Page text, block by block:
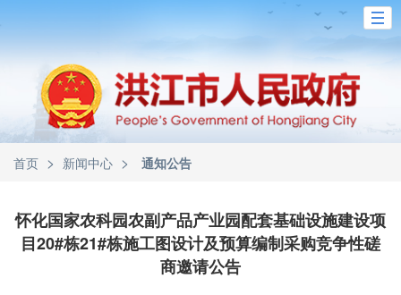
首页 > 新闻中心 > 通知公告
怀化国家农科园农副产品产业园配套基础设施建设项
目20#栋21#栋施工图设计及预算编制采购竞争性磋
商邀请公告